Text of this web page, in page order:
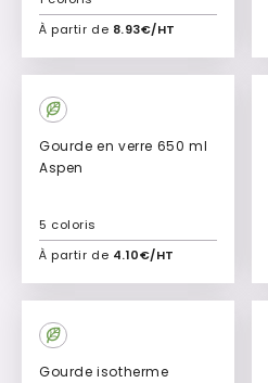
À partir de 8.93€/HT
Ajouter à mon devis
Culte
Gourde en verre 650 ml
Aspen
À partir de 4.10€/HT
5 coloris
Ajouter à mon devis
Gourde isotherme